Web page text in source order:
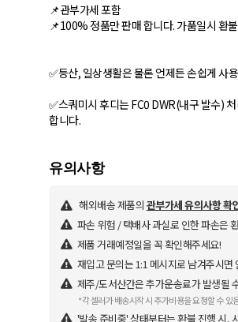
📌관부가세 포함
📌100% 정품만 판매 합니다. 가품일시 환
✅등산, 일상생활은 물론 언제든 손쉽게 사
✅스쿼미시 후디는 FC0 DWR(내구 발수)
유의사항
해외배송 제품의 관부가세 유의사항 확
파손 위험 / 택배사 과실로 인한 파손은
제품 거래예정일을 꼭 확인해주세요!
재입고 문의는 1:1 메시지로 남겨주시면
제주/도서산간은 추가운송료가 발생될
*각 셀러가 배송시작 시 추가비용을 요청할 수 있
'발송 준비중' 상태부터는 환불 진행 시,